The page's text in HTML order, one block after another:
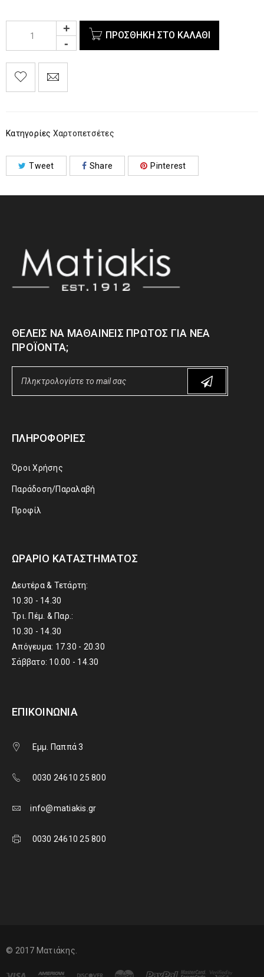
ΠΡΟΣΘΉΚΗ ΣΤΟ ΚΑΛΆΘΙ
Κατηγορίες Χαρτοπετσέτες
Tweet Share Pinterest
ΘΈΛΕΙΣ ΝΑ ΜΑΘΑΊΝΕΙΣ ΠΡΏΤΟΣ ΓΙΑ ΝΈΑ
ΠΡΟΪΌΝΤΑ;
ΠΛΗΡΟΦΟΡΊΕΣ
Όροι Χρήσης
Παράδοση/Παραλαβή
Προφίλ
ΩΡΆΡΙΟ ΚΑΤΑΣΤΉΜΑΤΟΣ
Δευτέρα & Τετάρτη:
10.30 - 14.30
Τρι. Πέμ. & Παρ.:
10.30 - 14.30
Απόγευμα: 17.30 - 20.30
Σάββατο: 10.00 - 14.30
ΕΠΙΚΟΙΝΩΝΊΑ
Εμμ. Παππά 3
0030 24610 25 800
info@matiakis.gr
0030 24610 25 800
© 2017 Ματιάκης.